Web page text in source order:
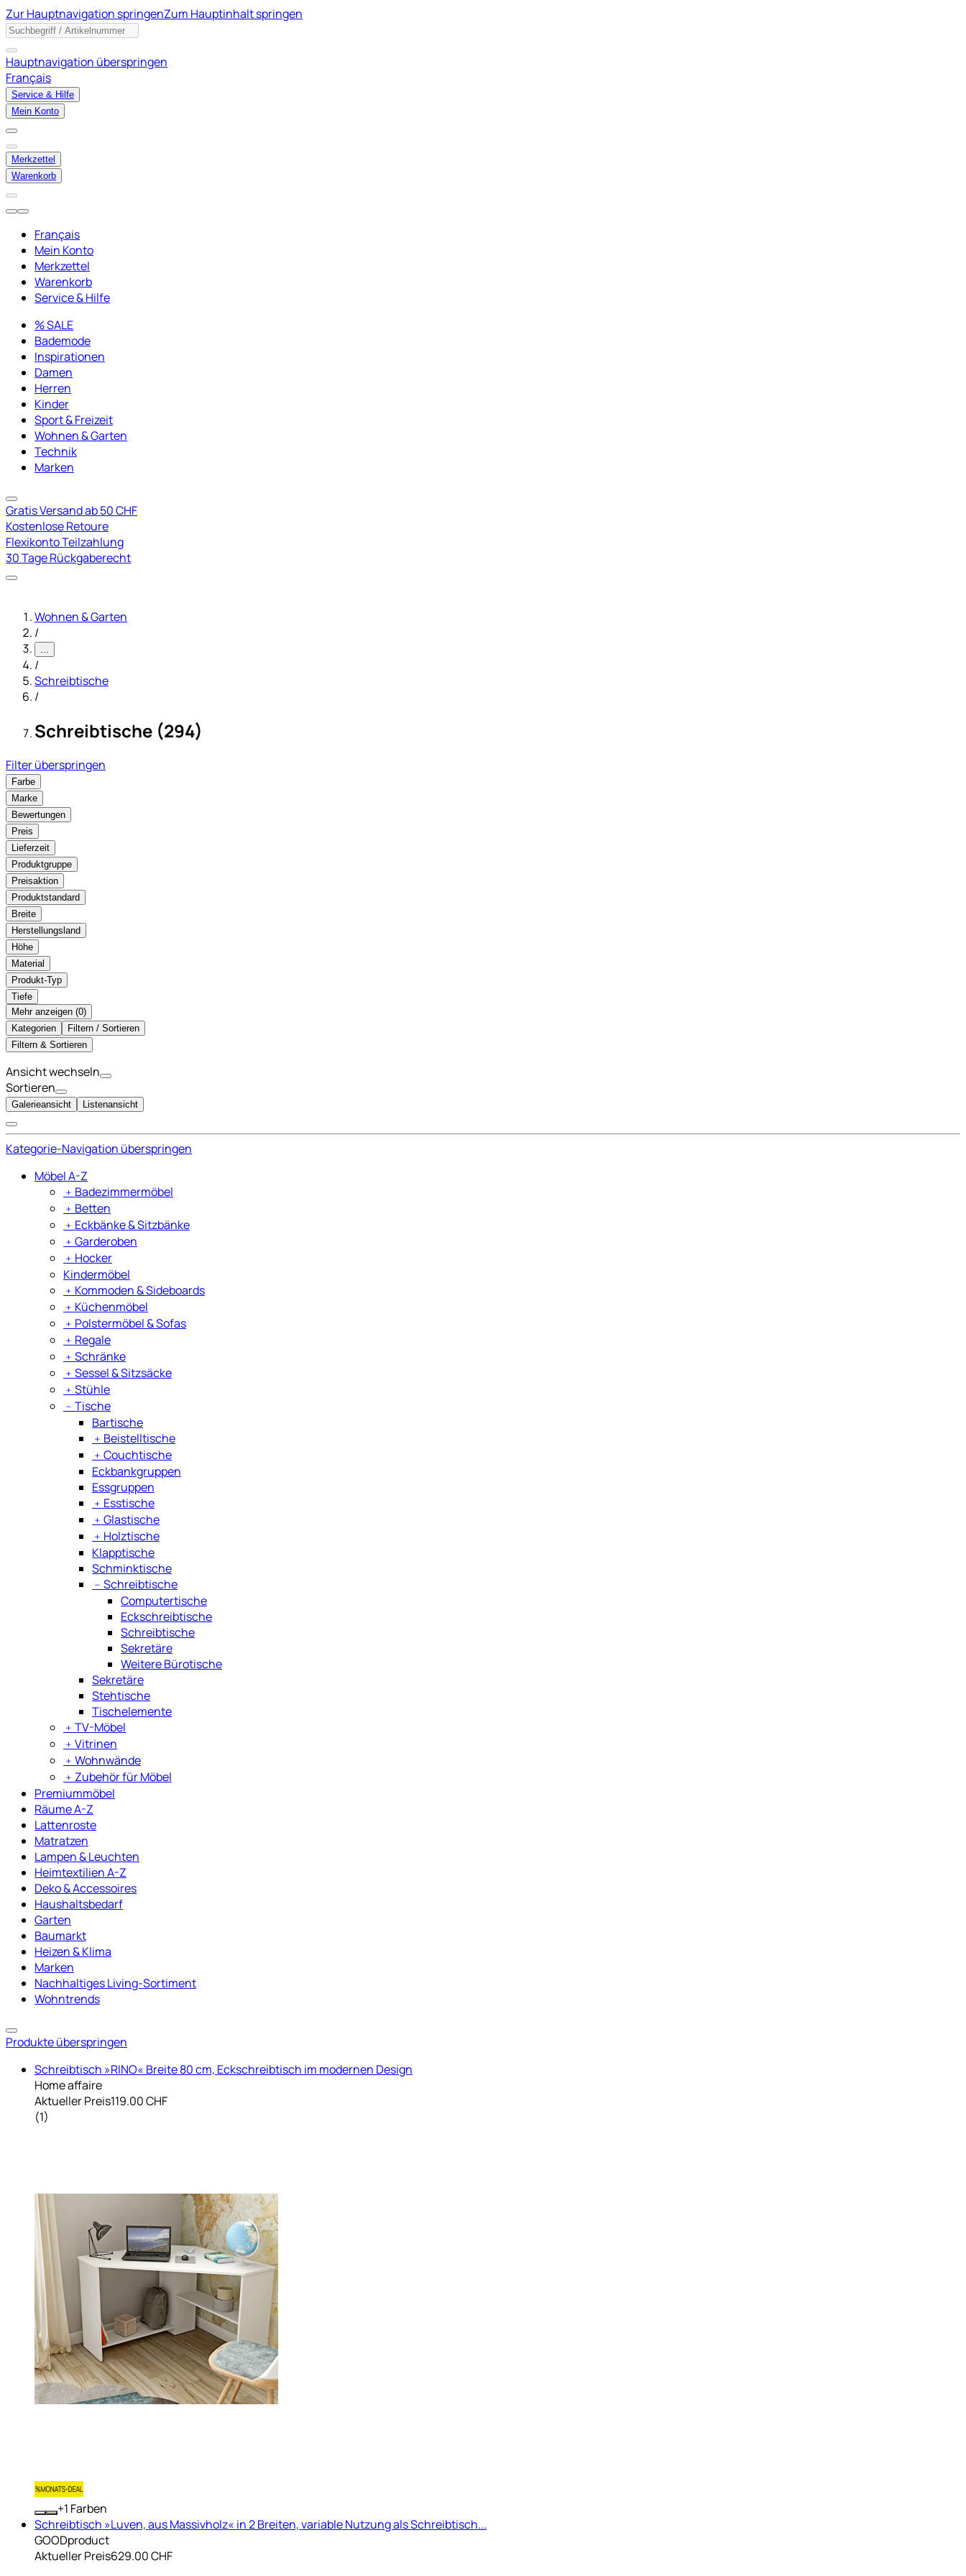
Zur Hauptnavigation springenZum Hauptinhalt springen
Hauptnavigation überspringen
Français
Service & Hilfe
Mein Konto
Merkzettel
Warenkorb
Français
Mein Konto
Merkzettel
Warenkorb
Service & Hilfe
% SALE
Bademode
Inspirationen
Damen
Herren
Kinder
Sport & Freizeit
Wohnen & Garten
Technik
Marken
Gratis Versand ab 50 CHF
Kostenlose Retoure
Flexikonto Teilzahlung
30 Tage Rückgaberecht
Wohnen & Garten
/
...
/
Schreibtische
/
Schreibtische (294)
Filter überspringen
Farbe
Marke
Bewertungen
Preis
Lieferzeit
Produktgruppe
Preisaktion
Produktstandard
Breite
Herstellungsland
Höhe
Material
Produkt-Typ
Tiefe
Mehr anzeigen ( )
Kategorien
Filtern / Sortieren
Filtern & Sortieren
Ansicht wechseln
Sortieren
Galerieansicht Listenansicht
Kategorie-Navigation überspringen
Möbel A-Z
﹢ Badezimmermöbel
﹢ Betten
﹢ Eckbänke & Sitzbänke
﹢ Garderoben
﹢ Hocker
Kindermöbel
﹢ Kommoden & Sideboards
﹢ Küchenmöbel
﹢ Polstermöbel & Sofas
﹢ Regale
﹢ Schränke
﹢ Sessel & Sitzsäcke
﹢ Stühle
﹣ Tische
Bartische
﹢ Beistelltische
﹢ Couchtische
Eckbankgruppen
Essgruppen
﹢ Esstische
﹢ Glastische
﹢ Holztische
Klapptische
Schminktische
﹣ Schreibtische
Computertische
Eckschreibtische
Schreibtische
Sekretäre
Weitere Bürotische
Sekretäre
Stehtische
Tischelemente
﹢ TV-Möbel
﹢ Vitrinen
﹢ Wohnwände
﹢ Zubehör für Möbel
Premiummöbel
Räume A-Z
Lattenroste
Matratzen
Lampen & Leuchten
Heimtextilien A-Z
Deko & Accessoires
Haushaltsbedarf
Garten
Baumarkt
Heizen & Klima
Marken
Nachhaltiges Living-Sortiment
Wohntrends
Produkte überspringen
Schreibtisch »RINO« Breite 80 cm, Eckschreibtisch im modernen Design
Home affaire
Aktueller Preis119.00 CHF
(1)
+ Farben
Schreibtisch »Luven, aus Massivholz« in 2 Breiten, variable Nutzung als Schreibtisch...
GOODproduct
Aktueller Preis629.00 CHF